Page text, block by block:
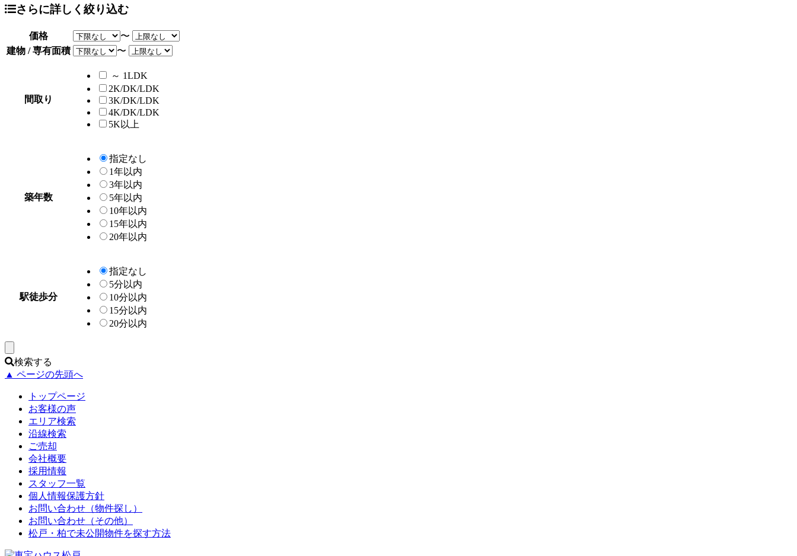
さらに詳しく絞り込む
価格
〜
建物 / 専有面積
〜
間取り
～ 1LDK
2K/DK/LDK
3K/DK/LDK
4K/DK/LDK
5K以上
築年数
指定なし
1年以内
3年以内
5年以内
10年以内
15年以内
20年以内
駅徒歩分
指定なし
5分以内
10分以内
15分以内
20分以内
検索する
▲ ページの先頭へ
トップページ
お客様の声
エリア検索
沿線検索
ご売却
会社概要
採用情報
スタッフ一覧
個人情報保護方針
お問い合わせ（物件探し）
お問い合わせ（その他）
松戸・柏で未公開物件を探す方法